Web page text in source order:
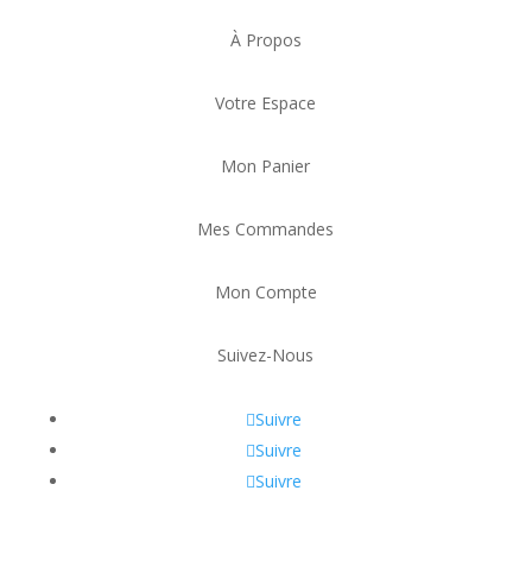
À Propos
Votre Espace
Mon Panier
Mes Commandes
Mon Compte
Suivez-Nous
Suivre
Suivre
Suivre